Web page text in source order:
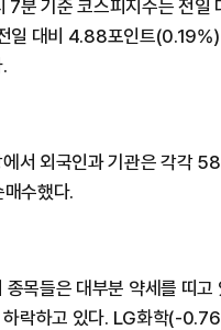
7분 기준 코스피지수는 전
일 대비 4.88포인트
서 외국인과 기관은 각각
수했다.
종목들은 대부분 약세를 띠
하락하고 있다. LG화학(-